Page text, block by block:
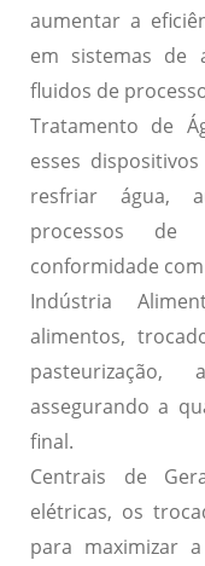
aumentar a
em sistemas de
fluidos de
Tratamento de
esses
resfriar água,
processos de
conformidade
Indústria
alimentos,
pasteurização,
assegurando a
final.
Centrais de
elétricas, os
para maximizar